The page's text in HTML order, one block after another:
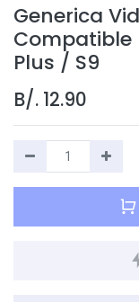
Generica
Compatible
Plus / S9
B/. 12.90